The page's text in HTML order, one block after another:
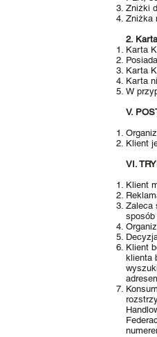
Zniżki
Zniżka
2.
Karta
Karta
Karta
W
V.
Klient
VI.
Klient
Zaleca
sposób
Klient
klienta